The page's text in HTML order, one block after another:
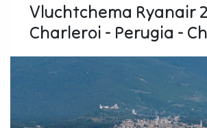
Vluchtchema Ryanair
Charleroi - Perugia -